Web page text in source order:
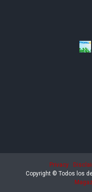
Privacy
Copyright © Todos los